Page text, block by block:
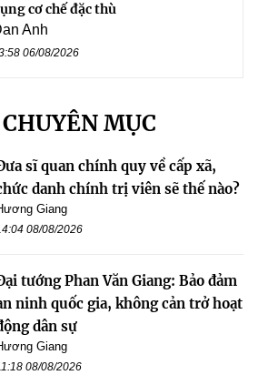
cơ chế đặc thù
Anh
06/08/2026
MỤC
sĩ quan chính quy về cấp xã,
danh chính trị viên sẽ thế nào?
Giang
08/08/2026
tướng Phan Văn Giang: Bảo đảm
ninh quốc gia, không cản trở hoạt
dân sự
Giang
08/08/2026